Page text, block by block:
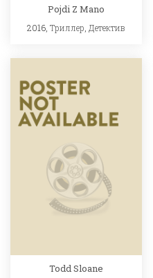
Pojdi Z Mano
2016, Триллер Детектив
Todd Sloane